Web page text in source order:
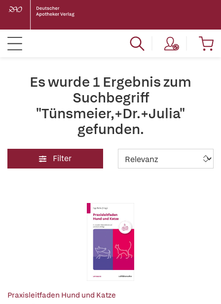
Es wurde 1 Ergebnis zum
Suchbegriff
"Tünsmeier,+Dr.+Julia"
gefunden.
Filter
Praxisleitfaden Hund und Katze